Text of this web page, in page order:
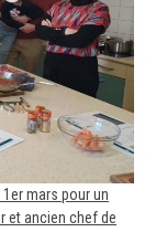
mars pour un
et ancien chef de